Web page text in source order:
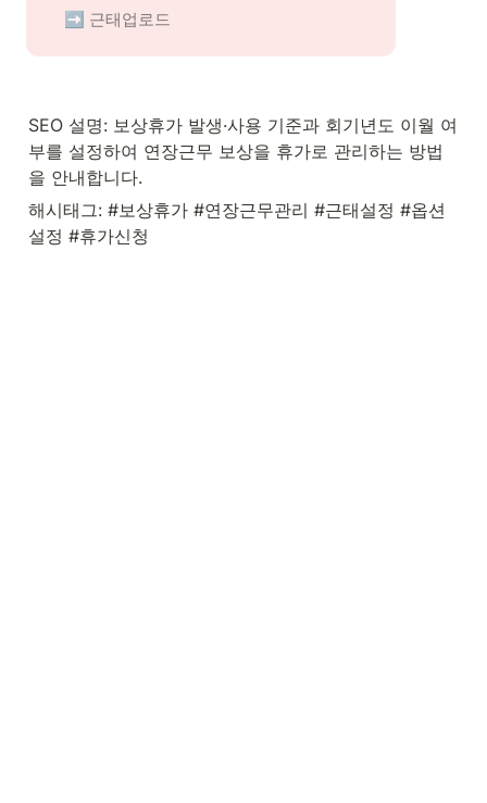
➡️ 근태업로드
SEO 설명: 보상휴가 발생·사용 기준과 회기년도 이월 여
부를 설정하여 연장근무 보상을 휴가로 관리하는 방법
을 안내합니다.
해시태그: #보상휴가 #연장근무관리 #근태설정 #옵션
설정 #휴가신청